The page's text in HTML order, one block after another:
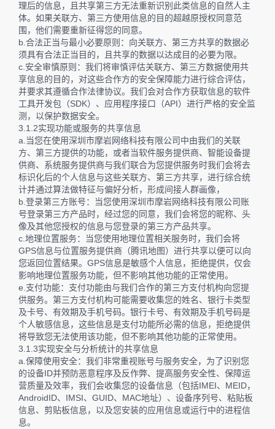
理后的信息，且共享第三方无法重新识别此类信息的自然人主
体。如果关联方、第三方使用信息的目的超越原授权同意范
围，他们需要重新征得您的同意。
b.合法正当与最小必要原则：向关联方、第三方共享的数据必
须具有合法正当目的，且共享的数据以达成目的必要为限。
c.安全审慎原则：我们将审慎评估关联方、第三方数据使用共
享信息的目的，对这些合作方的安全保障能力进行综合评估，
并要求其遵循合作法律协议。我们会对合作方获取信息的软件
工具开发包（SDK）、应用程序接口（API）进行严格的安全监
测，以保护数据安全。
3.1.2实现功能或服务的共享信息
a.当您在使用深圳市摩岩网络科技有限公司中由我们的关联
方、第三方提供的功能，或者当软件服务提供商、智能设备提
供商、系统服务提供商与我们联合为您提供服务时我们会将去
标识化后的个人信息与这些关联方、第三方共享，进行综合统
计并通过算法做特征与偏好分析，形成间接人群画像，
b.登录第三方账号：当您使用深圳市摩岩网络科技有限公司账
号登录第三方产品时，经过您的同意，我们会将您的昵称、头
像及其他您授权的信息与您登录的第三方产品共享。
c.地理位置服务：当您使用地理位置相关服务时，我们会将
GPS信息与位置服务提供商（腾讯地图）进行共享以便可以向
您返回位置结果。GPS信息是敏感个人信息，拒绝提供，仅会
影响地理位置服务功能，但不影响其他功能的正常使用。
e.支付功能：支付功能由与我们合作的第三方支付机构向您提
供服务。第三方支付机构可能需要收集您的姓名、银行卡类型
及卡号、有效期及手机号码。银行卡号、有效期及手机号码是
个人敏感信息，这些信息是支付功能所必需的信息，拒绝提供
将导致您无法使用该功能，但不影响其他功能的正常使用。
3.1.3实现安全与分析统计的共享信息
a.保障使用安全：我们非常重视账号与服务安全，为了识别您
的设备ID并预防恶意程序及反作弊、提高服务安全性、保障运
营质量及效率，我们会收集您的设备信息（包括IMEI、MEID，
AndroidID、IMSI、GUID、MAC地址）、设备序列号、粘贴板
信息、剪贴板信息，以及您安装的应用信息或运行中的进程信
息。